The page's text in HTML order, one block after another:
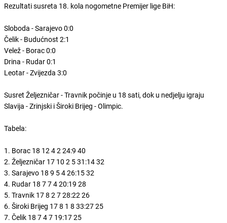
Rezultati susreta 18. kola nogometne Premijer lige BiH:
Sloboda - Sarajevo 0:0
Čelik - Budućnost 2:1
Velež - Borac 0:0
Drina - Rudar 0:1
Leotar - Zvijezda 3:0
Susret Željezničar - Travnik počinje u 18 sati, dok u nedjelju igraju
Slavija - Zrinjski i Široki Brijeg - Olimpic.
Tabela:
1. Borac 18 12 4 2 24:9 40
2. Željezničar 17 10 2 5 31:14 32
3. Sarajevo 18 9 5 4 26:15 32
4. Rudar 18 7 7 4 20:19 28
5. Travnik 17 8 2 7 28:22 26
6. Široki Brijeg 17 8 1 8 33:27 25
7. Čelik 18 7 4 7 19:17 25